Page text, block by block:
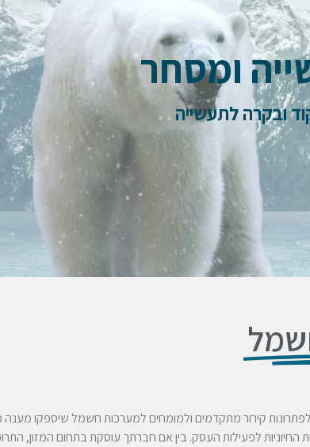
ומסחר
ובקרה לתעשייה
קירור מתקדמים ולמומחים למערכות חשמל שיספקו מענה
לפעילות העסק. בין אם חברתך עוסקת בתחום המזון,